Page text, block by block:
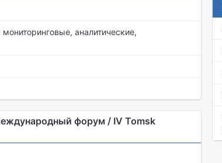
аналитические,
форум / IV Tomsk